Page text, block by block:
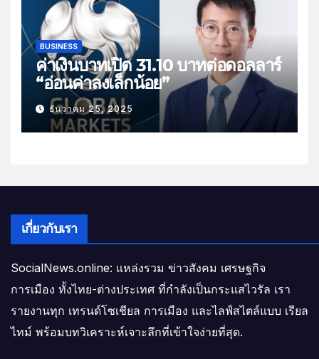
BUSINESS
ค่าเงินบาทเปิด 31.10 บาทต่อดอลลาร์
“อ่อนค่าลงเล็กน้อย”
ธันวาคม 25, 2025
เกี่ยวกับเรา
SocialNews.online: แหล่งรวม ข่าวสังคม เศรษฐกิจ
การเมือง ทั้งไทย-ต่างประเทศ ที่กำลังเป็นกระแสไวรัล เรา
รายงานทุก เทรนด์โซเชียล การเมือง และไลฟ์สไตล์แบบ เรียล
ไทม์ พร้อมบทวิเคราะห์เจาะลึกที่เข้าใจง่ายที่สุด.